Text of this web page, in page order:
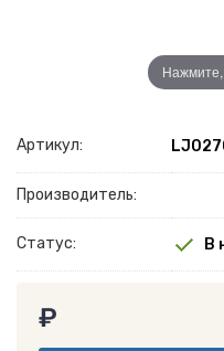
Нажмите,
Артикул:
Производитель:
Статус: В
₽